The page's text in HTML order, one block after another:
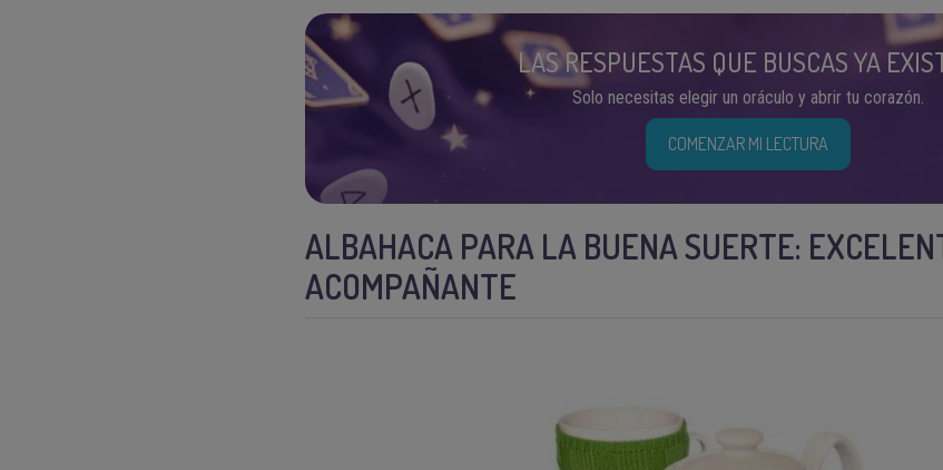
LAS RESPUESTAS QUE BUSCAS YA
Solo necesitas elegir un oráculo y abrir tu corazón.
COMENZAR MI LECTURA
ALBAHACA PARA LA BUENA SUERTE:
ACOMPAÑANTE